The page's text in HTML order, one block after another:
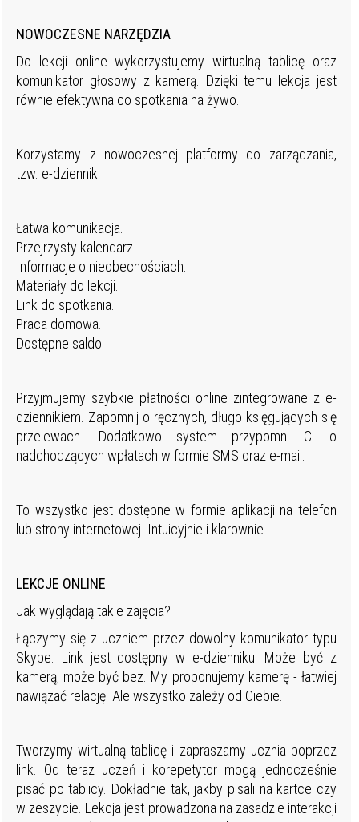
NOWOCZESNE NARZĘDZIA
Do lekcji online wykorzystujemy wirtualną tablicę oraz
komunikator głosowy z kamerą. Dzięki temu lekcja jest
równie efektywna co spotkania na żywo.
Korzystamy z nowoczesnej platformy do zarządzania,
tzw. e-dziennik.
Łatwa komunikacja.
Przejrzysty kalendarz.
Informacje o nieobecnościach.
Materiały do lekcji.
Link do spotkania.
Praca domowa.
Dostępne saldo.
Przyjmujemy szybkie płatności online zintegrowane z e-
dziennikiem. Zapomnij o ręcznych, długo księgujących się
przelewach. Dodatkowo system przypomni Ci o
nadchodzących wpłatach w formie SMS oraz e-mail.
To wszystko jest dostępne w formie aplikacji na telefon
lub strony internetowej. Intuicyjnie i klarownie.
LEKCJE ONLINE
Jak wyglądają takie zajęcia?
Łączymy się z uczniem przez dowolny komunikator typu
Skype. Link jest dostępny w e-dzienniku. Może być z
kamerą, może być bez. My proponujemy kamerę - łatwiej
nawiązać relację. Ale wszystko zależy od Ciebie.
Tworzymy wirtualną tablicę i zapraszamy ucznia poprzez
link. Od teraz uczeń i korepetytor mogą jednocześnie
pisać po tablicy. Dokładnie tak, jakby pisali na kartce czy
w zeszycie. Lekcja jest prowadzona na zasadzie interakcji